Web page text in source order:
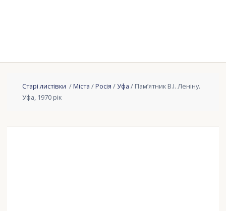
Старі листівки /Міста /Росія /Уфа / Пам’ятник В.І. Леніну.
Уфа, 1970 рік